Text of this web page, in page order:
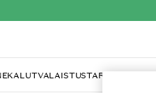
VALAISTUSTARJOILU JA